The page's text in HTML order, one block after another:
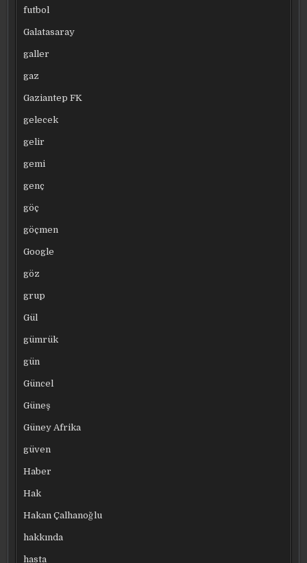
futbol
Galatasaray
galler
gaz
Gaziantep FK
gelecek
gelir
gemi
genç
göç
göçmen
Google
göz
grup
Gül
gümrük
gün
Güncel
Güneş
Güney Afrika
güven
Haber
Hak
Hakan Çalhanoğlu
hakkında
hasta